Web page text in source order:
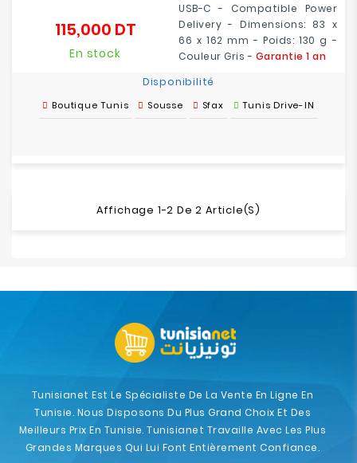
USB-C - Compatible Power
Delivery - Dimensions: 83 x
66 x 162 mm - Poids: 130 g -
Couleur Gris - Garantie 1 an
115,000 DTPrix
En stock
Disponibilité
Boutique Tunis Sousse Sfax Tunis Drive-IN
Affichage 1-2 De 2 Article(s)
Tunisianet Est Le Spécialiste De La Vente En Ligne En
Tunisie. Nous Disposons Du Plus Grand Choix Et Des
Meilleurs Prix En Tunisie. Tunisianet Travaille Avec Les Plus
Grandes Marques Qui Lui Font Entièrement Confiance.